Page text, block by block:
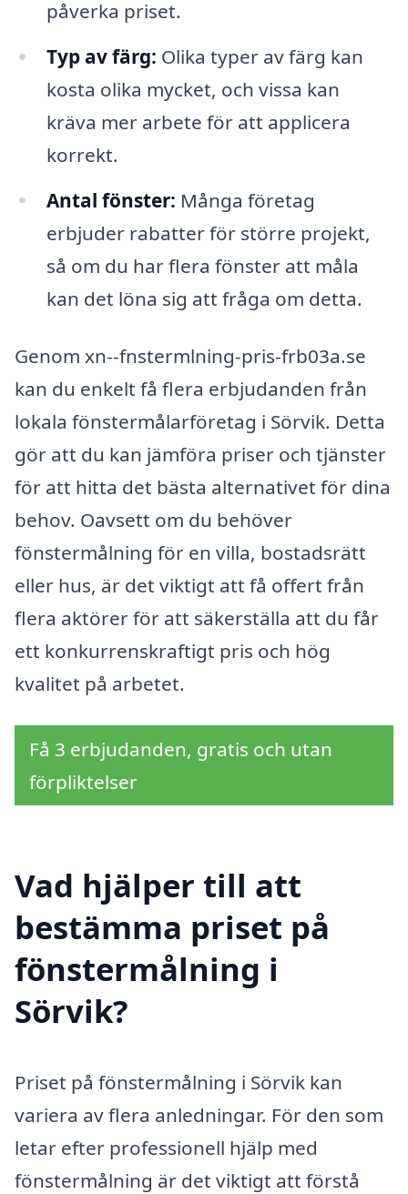
påverka priset.
Typ av färg: Olika typer av färg kan
kosta olika mycket, och vissa kan
kräva mer arbete för att applicera
korrekt.
Antal fönster: Många företag
erbjuder rabatter för större projekt,
så om du har flera fönster att måla
kan det löna sig att fråga om detta.
Genom xn--fnstermlning-pris-frb03a.se
kan du enkelt få flera erbjudanden från
lokala fönstermålarföretag i Sörvik. Detta
gör att du kan jämföra priser och tjänster
för att hitta det bästa alternativet för dina
behov. Oavsett om du behöver
fönstermålning för en villa, bostadsrätt
eller hus, är det viktigt att få offert från
flera aktörer för att säkerställa att du får
ett konkurrenskraftigt pris och hög
kvalitet på arbetet.
Få 3 erbjudanden, gratis och utan
förpliktelser
Vad hjälper till att
bestämma priset på
fönstermålning i
Sörvik?
Priset på fönstermålning i Sörvik kan
variera av flera anledningar. För den som
letar efter professionell hjälp med
fönstermålning är det viktigt att förstå